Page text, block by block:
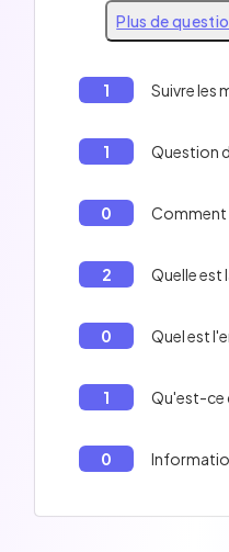
Plus de
1
1 Question
0
2
0
1 Qu'est-ce
0